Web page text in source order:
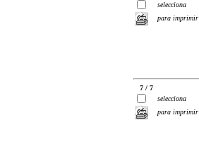
selecciona
para imprimir
7 / 7
selecciona
para imprimir